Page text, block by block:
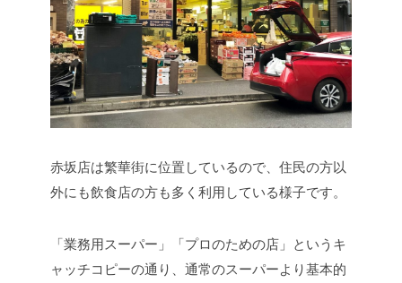
赤坂店は繁華街に位置しているので、住民の方以
外にも飲食店の方も多く利用している様子です。
「業務用スーパー」「プロのための店」というキ
ャッチコピーの通り、通常のスーパーより基本的